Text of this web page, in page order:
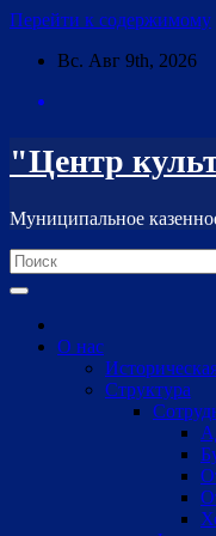
Перейти к содержимому
Вс. Авг 9th, 2026
"Центр
Муниципальное
О нас
Структура